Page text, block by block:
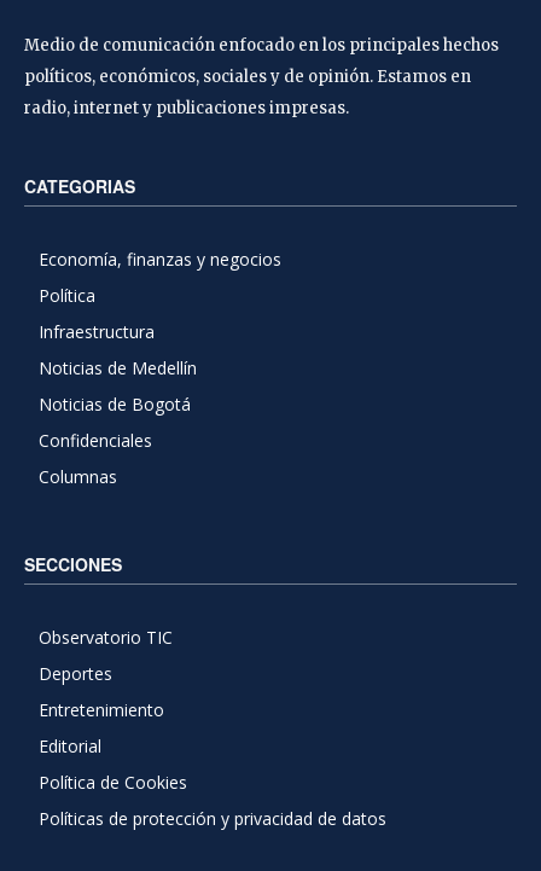
Medio de comunicación enfocado en los principales hechos
políticos, económicos, sociales y de opinión. Estamos en
radio, internet y publicaciones impresas.
CATEGORIAS
Economía, finanzas y negocios
Política
Infraestructura
Noticias de Medellín
Noticias de Bogotá
Confidenciales
Columnas
SECCIONES
Observatorio TIC
Deportes
Entretenimiento
Editorial
Política de Cookies
Políticas de protección y privacidad de datos